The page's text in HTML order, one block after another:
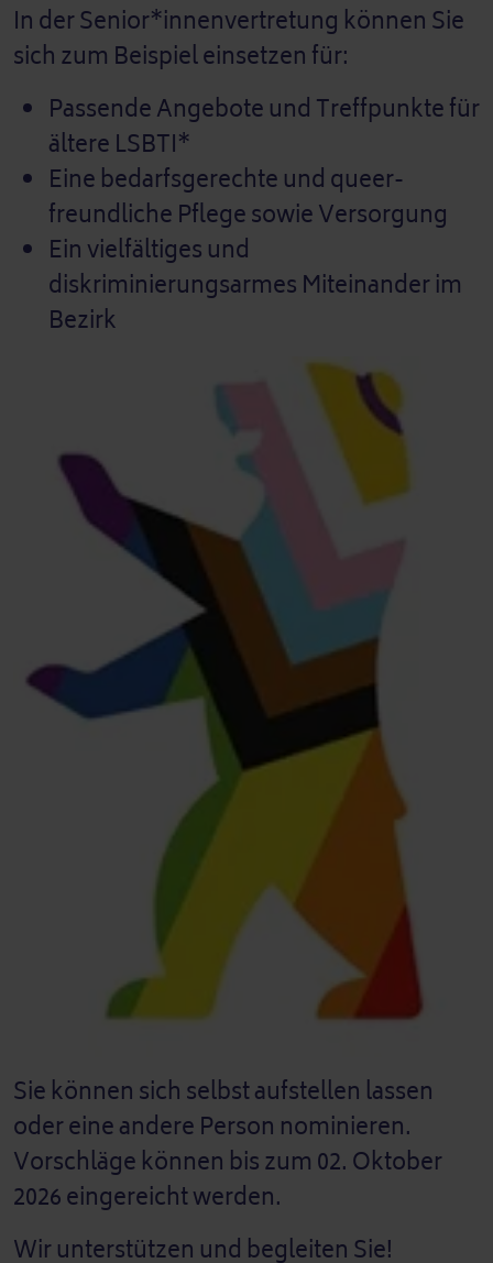
In der Senior*innenvertretung können Sie
sich zum Beispiel einsetzen für:
Passende Angebote und Treffpunkte für
ältere LSBTI*
Eine bedarfsgerechte und queer-
freundliche Pflege sowie Versorgung
Ein vielfältiges und
diskriminierungsarmes Miteinander im
Bezirk
Sie können sich selbst aufstellen lassen
oder eine andere Person nominieren.
Vorschläge können bis zum 02. Oktober
2026 eingereicht werden.
Wir unterstützen und begleiten Sie!